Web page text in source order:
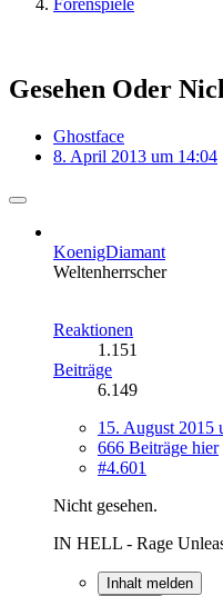
Forenspiele
Gesehen Oder
Ghostface
8. April 2013 um 14:04
KoenigDiamant
Weltenherrscher
Reaktionen
1.151
Beiträge
6.149
15. August 2015
666 Beiträge hier
#4.601
Nicht gesehen.
IN HELL - Rage
Inhalt melden